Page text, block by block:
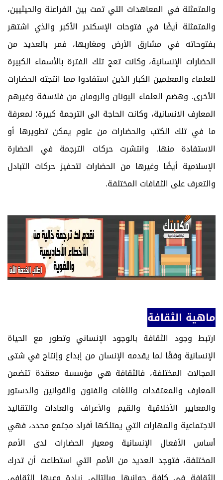
والمتمثلة في المعاهدات التي تمت بين الفراعنة والحيثيين،
والمتمثلة أيضًا في فتوحات الإسكندر الأكبر والذي اشتهر
بفتوحاته في مشارق الأرض ومغاربها، فمر بالعديد من
الحضارات الإنسانية، وكانت تعج تلك الفترة بالأسماء الكبيرة
للعلماء والمعلمين الكبار الذين استفادوا مما انتجته الحضارات
الأخرى. وهضم العلماء اليونان والرومان من فلاسفة وغيرهم
المعارف الانسانية، وكانت الحاجة الى الترجمة كبيرة؛ لمعرفة
ما في تلك الكتب والحضارات من علوم يمكن تطويرها أو
الاستفادة منها. وانتشرت حركات الترجمة في الحضارة
الإسلامية أيضًا وغيرها من الحضارات لتحفيز حركات التبادل
والتعرف على الثقافات المختلفة.
ماهية الثقافة
ارتبط وجود الثقافة بالوجود الإنساني وتطور مع الحياة
الإنسانية وفقًا لما يقدمه الإنسان من إبداع وإنتاج في شتى
المجالات المختلفة، فالثقافة هي مؤسسة معقدة تتضمن
المعارف والمعتقدات واللغات والفنون والقوانين والدستور
والمعايير الأخلاقية والقيم والأعراف والعادات والتقاليد
الاجتماعية والمهارات التي يمتلكها أفراد مجتمع محدد، فهي
أساس الأفعال الإنسانية ومعيار الحضارات لدى الأمم
المختلفة، فتوجد العديد من الأمم التي استطاعت أن تدرك